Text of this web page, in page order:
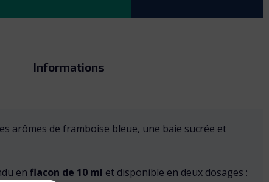
Informations
arômes de framboise bleue, une baie sucrée et
en flacon de 10 ml et disponible en deux dosages :